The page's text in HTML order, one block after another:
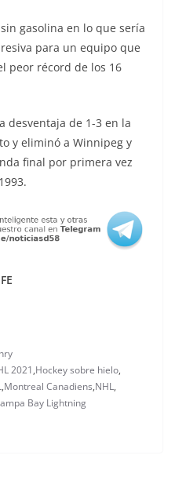
gasolina en lo que sería
para un equipo que
peor récord de los 16
desventaja de 1-3 en la
y eliminó a Winnipeg y
final por primera vez
2021,Hockey sobre hielo,
,Montreal Canadiens,NHL,
Bay Lightning